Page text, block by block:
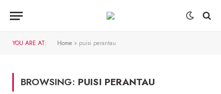
YOU ARE AT: Home » puisi perantau
BROWSING: PUISI PERANTAU